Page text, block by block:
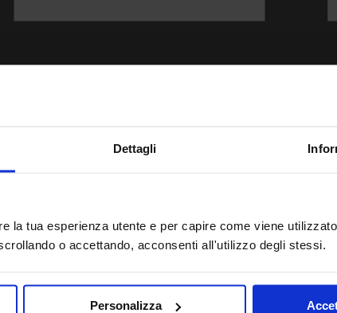
Dettagli
la tua esperienza utente e per capire come viene
o accettando, acconsenti all'utilizzo degli stessi.
Personalizza